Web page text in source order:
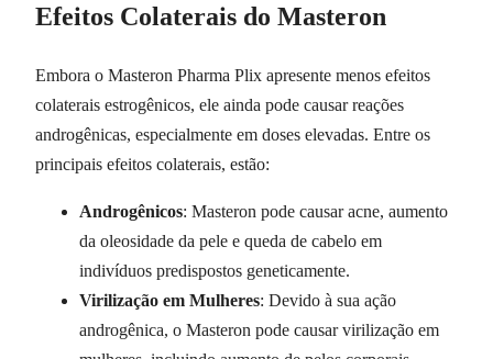
Efeitos Colaterais do Masteron
Embora o Masteron Pharma Plix apresente menos efeitos
colaterais estrogênicos, ele ainda pode causar reações
androgênicas, especialmente em doses elevadas. Entre os
principais efeitos colaterais, estão:
Androgênicos: Masteron pode causar acne, aumento
da oleosidade da pele e queda de cabelo em
indivíduos predispostos geneticamente.
Virilização em Mulheres: Devido à sua ação
androgênica, o Masteron pode causar virilização em